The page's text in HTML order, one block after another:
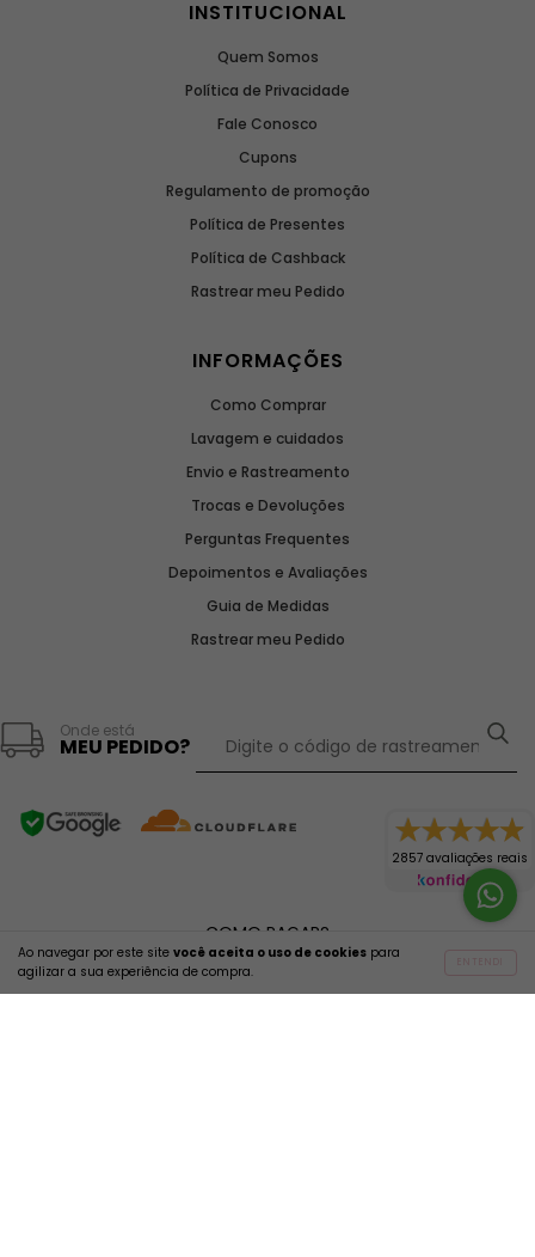
Ao navegar por este site você aceita o uso de cookies para
agilizar a sua experiência de compra.
INSTITUCIONAL
Quem Somos
Política de Privacidade
Fale Conosco
Cupons
Regulamento de promoção
Política de Presentes
Política de Cashback
Rastrear meu Pedido
INFORMAÇÕES
Como Comprar
Lavagem e cuidados
Envio e Rastreamento
Trocas e Devoluções
Perguntas Frequentes
Depoimentos e Avaliações
Guia de Medidas
Rastrear meu Pedido
Onde está
MEU PEDIDO?
2857 avaliações reais
COMO PAGAR?